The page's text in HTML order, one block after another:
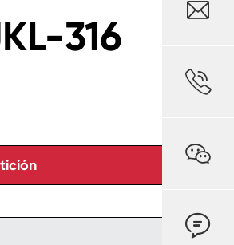
316



